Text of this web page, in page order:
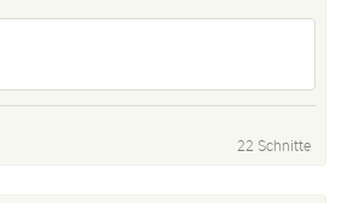
22 Schnitte